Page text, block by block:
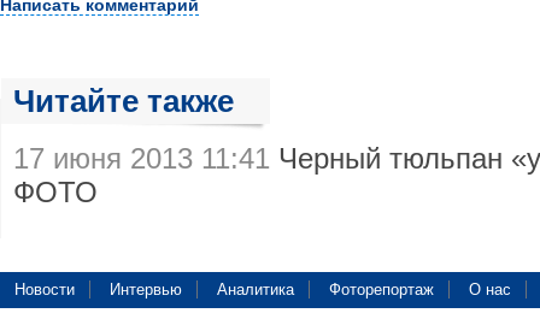
Написать комментарий
Читайте также
17 июня 2013 11:41 Черный тюльпан
ФОТО
Новости Интервью Аналитика Фоторепортаж О нас